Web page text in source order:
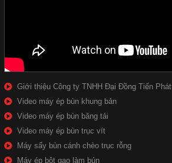
Giới thiệu Công ty TNHH Đại Đồng Tiến Phát
Video máy ép bùn khung bản
Video máy ép bùn băng tải
Video máy ép bùn trục vít
Máy sấy bùn cánh chèo trục rỗng
Máy ép bột gạo làm bún